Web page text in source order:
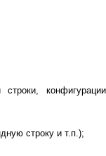
строку и т.п.);